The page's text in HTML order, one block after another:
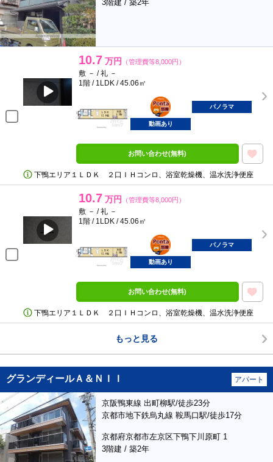
3階建 / 築2年
10.7 万円 （管理費等8,000円）
敷 － / 礼 －
1階 / 1LDK / 45.06㎡
ポンタ
部屋
パノラマ
動画あり
お問い合わせ(無料)
下鴨エリア１ＬＤＫ ２口ＩＨコンロ、浴室乾燥機、温水洗浄便座
10.7 万円 （管理費等8,000円）
敷 － / 礼 －
1階 / 1LDK / 45.06㎡
ポンタ
部屋
パノラマ
動画あり
お問い合わせ(無料)
下鴨エリア１ＬＤＫ ２口ＩＨコンロ、浴室乾燥機、温水洗浄便座
もっと見る
グランディールＡ＆ＮＩＩ アパート
京阪鴨東線 出町柳駅/徒歩23分
京都市地下鉄烏丸線 鞍馬口駅/徒歩17分
京都府京都市左京区下鴨下川原町 1
3階建 / 築2年